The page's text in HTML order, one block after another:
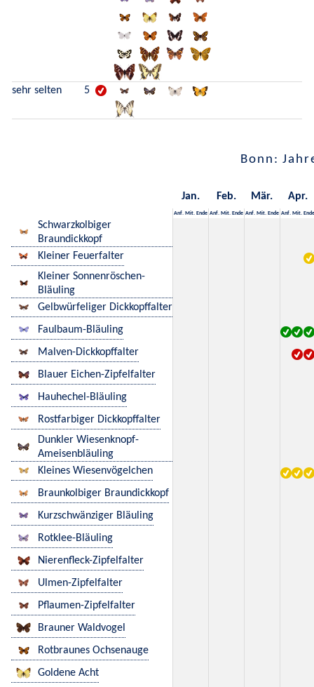
sehr selten 5
Bonn:
Jan. Feb. Mär. Apr.
Anf. Mit. Ende Anf. Mit. Ende Anf. Mit. Ende Anf. Mit. Ende
Schwarzkolbiger
Braundickkopf
Kleiner Feuerfalter
Kleiner Sonnenröschen-
Bläuling
Gelbwürfeliger Dickkopffalter
Faulbaum-Bläuling
Malven-Dickkopffalter
Blauer Eichen-Zipfelfalter
Hauhechel-Bläuling
Rostfarbiger Dickkopffalter
Dunkler Wiesenknopf-
Ameisenbläuling
Kleines Wiesenvögelchen
Braunkolbiger Braundickkopf
Kurzschwänziger Bläuling
Rotklee-Bläuling
Nierenfleck-Zipfelfalter
Ulmen-Zipfelfalter
Pflaumen-Zipfelfalter
Brauner Waldvogel
Rotbraunes Ochsenauge
Goldene Acht